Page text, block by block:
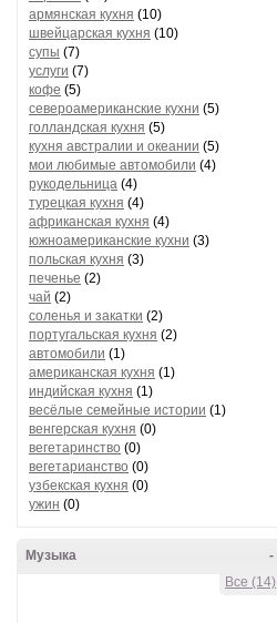
армянская кухня (10)
швейцарская кухня (10)
супы (7)
услуги (7)
кофе (5)
североамериканские кухни (5)
голландская кухня (5)
кухня австралии и океании (5)
мои любимые автомобили (4)
рукодельница (4)
турецкая кухня (4)
африканская кухня (4)
южноамериканские кухни (3)
польская кухня (3)
печенье (2)
чай (2)
соленья и закатки (2)
португальская кухня (2)
автомобили (1)
американская кухня (1)
индийская кухня (1)
весёлые семейные истории (1)
венгерская кухня (0)
вегетаринство (0)
вегетарианство (0)
узбекская кухня (0)
ужин (0)
-
Музыка
Все (14)